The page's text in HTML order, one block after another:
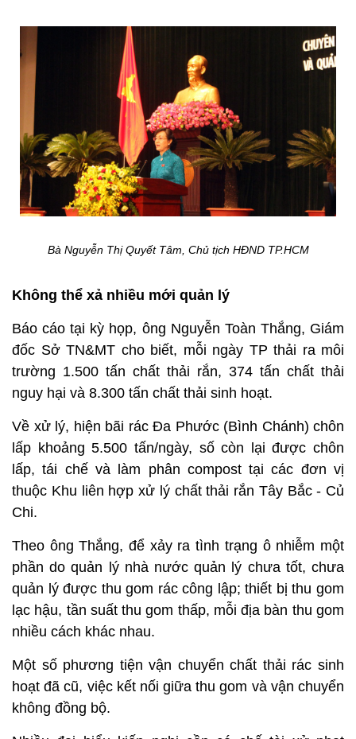
Bà Nguyễn Thị Quyết Tâm, Chủ tịch HĐND TP.HCM
Không thể xả nhiều mới quản lý
Báo cáo tại kỳ họp, ông Nguyễn Toàn Thắng, Giám
đốc Sở TN&MT cho biết, mỗi ngày TP thải ra môi
trường 1.500 tấn chất thải rắn, 374 tấn chất thải
nguy hại và 8.300 tấn chất thải sinh hoạt.
Về xử lý, hiện bãi rác Đa Phước (Bình Chánh) chôn
lấp khoảng 5.500 tấn/ngày, số còn lại được chôn
lấp, tái chế và làm phân compost tại các đơn vị
thuộc Khu liên hợp xử lý chất thải rắn Tây Bắc - Củ
Chi.
Theo ông Thắng, để xảy ra tình trạng ô nhiễm một
phần do quản lý nhà nước quản lý chưa tốt, chưa
quản lý được thu gom rác công lập; thiết bị thu gom
lạc hậu, tần suất thu gom thấp, mỗi địa bàn thu gom
nhiều cách khác nhau.
Một số phương tiện vận chuyển chất thải rác sinh
hoạt đã cũ, việc kết nối giữa thu gom và vận chuyển
không đồng bộ.